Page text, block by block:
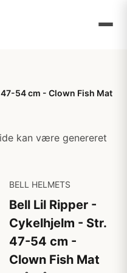
54 cm - Clown Fish Mat
kan være genereret
BELL HELMETS
Bell Lil Ripper -
Cykelhjelm - Str.
47-54 cm -
Clown Fish Mat